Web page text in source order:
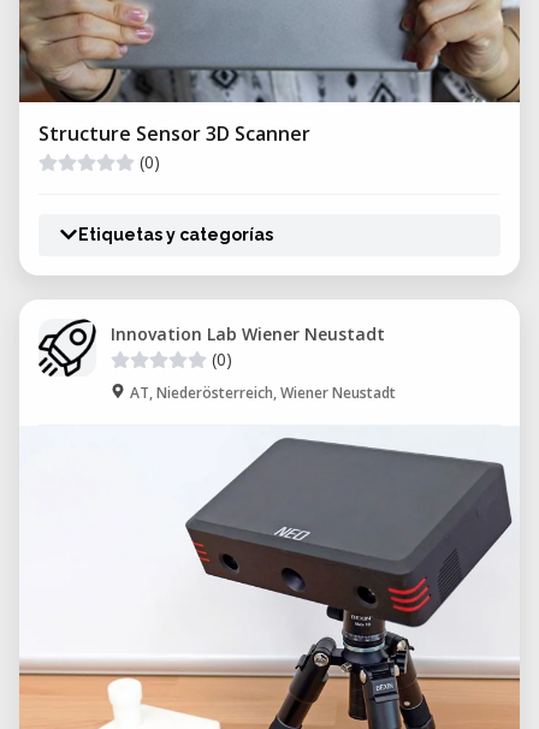
Structure Sensor 3D Scanner
(0)
Etiquetas y categorías
Innovation Lab Wiener Neustadt
(0)
AT, Niederösterreich, Wiener Neustadt